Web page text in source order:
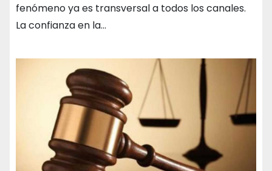
fenómeno ya es transversal a todos los canales.
La confianza en la…